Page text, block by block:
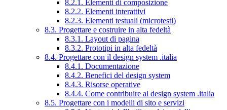
8.2.1. Elementi di composizione
8.2.2. Elementi interattivi
8.2.3. Elementi testuali (microtesti)
8.3. Progettare e costruire in alta fedeltà
8.3.1. Layout di pagina
8.3.2. Prototipi in alta fedeltà
8.4. Progettare con il design system .italia
8.4.1. Documentazione
8.4.2. Benefici del design system
8.4.3. Risorse operative
8.4.4. Come contribuire al design system .italia
8.5. Progettare con i modelli di sito e servizi